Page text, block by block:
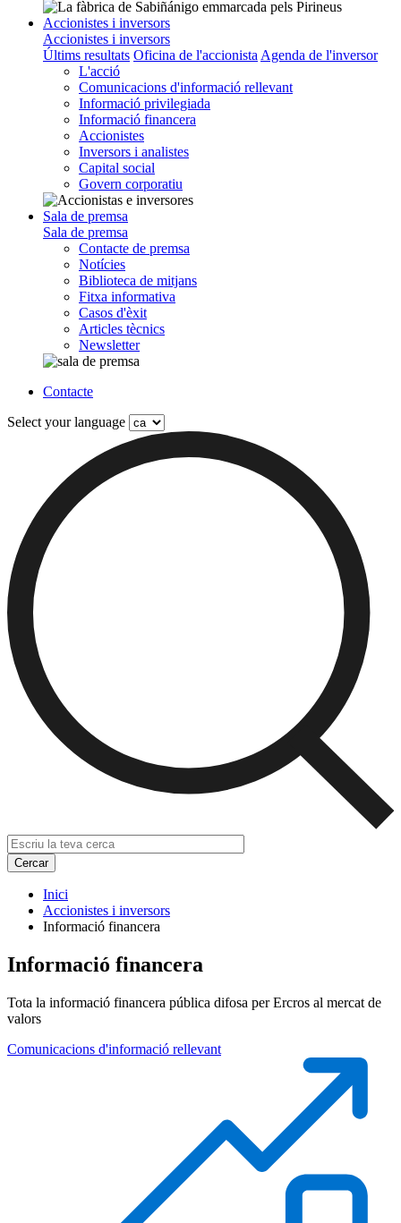
Accionistes i inversors
Accionistes i inversors
Últims resultats Oficina de l'accionista Agenda de l'inversor
L'acció
Comunicacions d'informació rellevant
Informació privilegiada
Informació financera
Accionistes
Inversors i analistes
Capital social
Govern corporatiu
Sala de premsa
Sala de premsa
Contacte de premsa
Notícies
Biblioteca de mitjans
Fitxa informativa
Casos d'èxit
Articles tècnics
Newsletter
Contacte
Select your language
Inici
Accionistes i inversors
Informació financera
Informació financera
Tota la informació financera pública difosa per Ercros al mercat de
valors
Comunicacions d'informació rellevant